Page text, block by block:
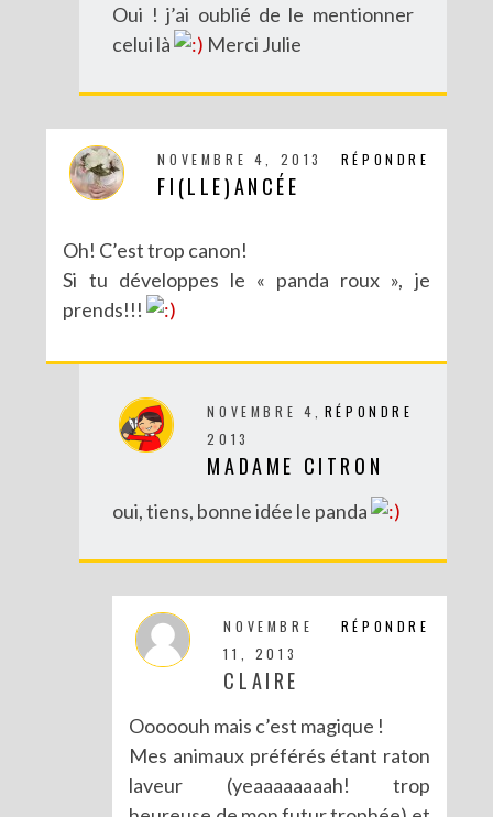
DIY : UN COUCOU SUISSE DES TEMPS MODERNES
DIY MES CORBEILLES DE BUREAU DENTELLÉES
Oui ! j’ai oublié de le mentionner
celui là
Merci Julie
RÉPONDRE
NOVEMBRE 4, 2013
FI(LLE)ANCÉE
Oh! C’est trop canon!
Si tu développes le « panda roux », je
prends!!!
RÉPONDRE
NOVEMBRE 4,
2013
MADAME CITRON
oui, tiens, bonne idée le panda
RÉPONDRE
NOVEMBRE
11, 2013
CLAIRE
Ooooouh mais c’est magique !
Mes animaux préférés étant raton
laveur (yeaaaaaaaah! trop